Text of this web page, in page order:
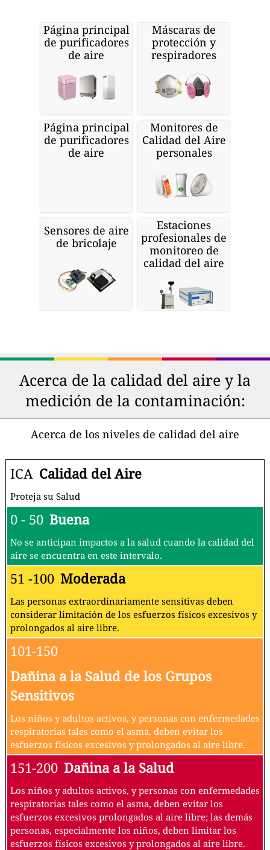
Página principal
de purificadores
de aire
Máscaras de
protección y
respiradores
Página principal
de purificadores
de aire
Monitores de
Calidad del Aire
personales
Sensores de aire
de bricolaje
Estaciones
profesionales de
monitoreo de
calidad del aire
Acerca de la calidad del aire y la
medición de la contaminación:
Acerca de los niveles de calidad del aire
ICA Calidad del Aire
Proteja su Salud
0 - 50 Buena
No se anticipan impactos a la salud cuando la calidad del
aire se encuentra en este intervalo.
51 -100 Moderada
Las personas extraordinariamente sensitivas deben
considerar limitación de los esfuerzos físicos excesivos y
prolongados al aire libre.
101-150
Dañina a la Salud de los Grupos
Sensitivos
Los niños y adultos activos, y personas con enfermedades
respiratorias tales como el asma, deben evitar los
esfuerzos físicos excesivos y prolongados al aire libre.
151-200 Dañina a la Salud
Los niños y adultos activos, y personas con enfermedades
respiratorias tales como el asma, deben evitar los
esfuerzos excesivos prolongados al aire libre; las demás
personas, especialmente los niños, deben limitar los
esfuerzos físicos excesivos y prolongados al aire libre.